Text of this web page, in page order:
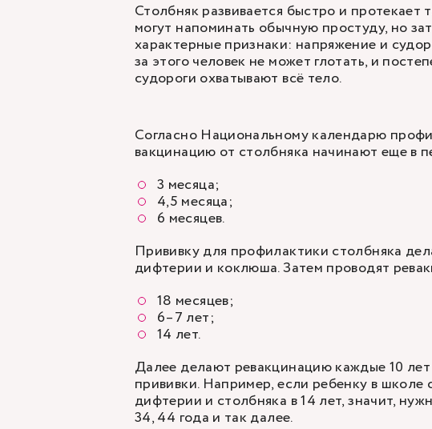
Столбняк развивается быстро и
могут напоминать обычную простуду, но
характерные признаки: напряжение и
за этого человек не может глотать, и
судороги охватывают всё тело.
Согласно Национальному календарю
вакцинацию от столбняка начинают еще в
3 месяца;
4,5 месяца;
6 месяцев.
Прививку для профилактики столбняка
дифтерии и коклюша. Затем проводят
18 месяцев;
6–7 лет;
14 лет.
Далее делают ревакцинацию каждые 10
прививки. Например, если ребенку в школе
дифтерии и столбняка в 14 лет, значит,
34, 44 года и так далее.